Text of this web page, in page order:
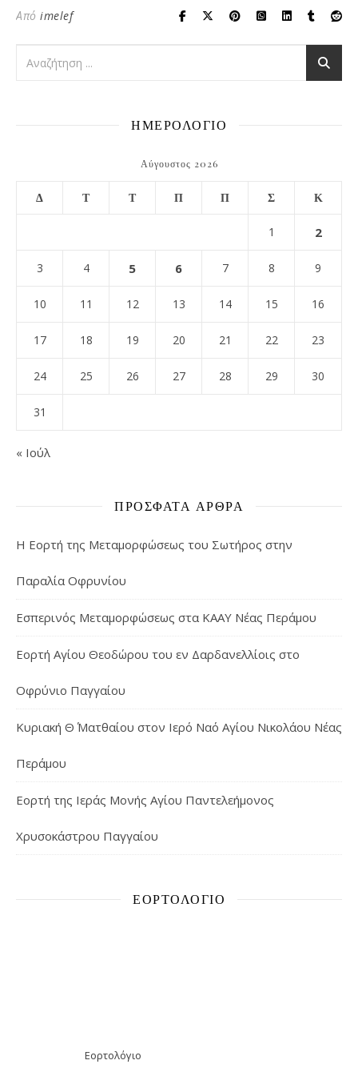
Από imelef
ΗΜΕΡΟΛΟΓΙΟ
Αύγουστος 2026
Δ Τ Τ Π Π Σ Κ
1 2
3 4 5 6 7 8 9
10 11 12 13 14 15 16
17 18 19 20 21 22 23
24 25 26 27 28 29 30
31
« Ιούλ
ΠΡΌΣΦΑΤΑ ΆΡΘΡΑ
Η Εορτή της Μεταμορφώσεως του Σωτήρος στην
Παραλία Οφρυνίου
Εσπερινός Μεταμορφώσεως στα ΚΑΑΥ Νέας Περάμου
Εορτή Αγίου Θεοδώρου του εν Δαρδανελλίοις στο
Οφρύνιο Παγγαίου
Κυριακή Θ΄ Ματθαίου στον Ιερό Ναό Αγίου Νικολάου Νέας
Περάμου
Εορτή της Ιεράς Μονής Αγίου Παντελεήμονος
Χρυσοκάστρου Παγγαίου
ΕΟΡΤΟΛΌΓΙΟ
Εορτολόγιο